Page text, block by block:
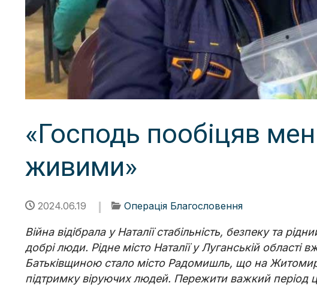
«Господь пообіцяв
живими»
2024.06.19 Операція Благословення
Війна відібрала у Наталії стабільність, безпеку та
добрі люди. Рідне місто Наталії у Луганській
Батьківщиною стало місто Радомишль, що на
підтримку віруючих людей. Пережити важкий період